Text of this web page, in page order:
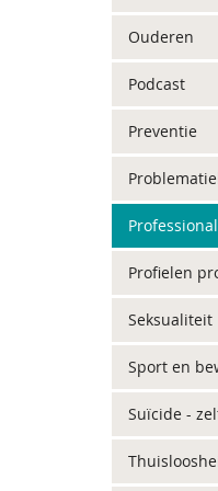
Ouderen
Podcast
Preventie
Profielen
Seksualiteit
Sport en
Suïcide -